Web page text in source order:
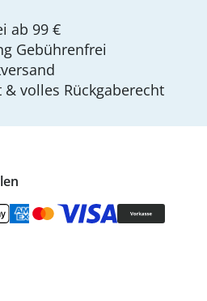
ab 99 €
Gebührenfrei
volles Rückgaberecht